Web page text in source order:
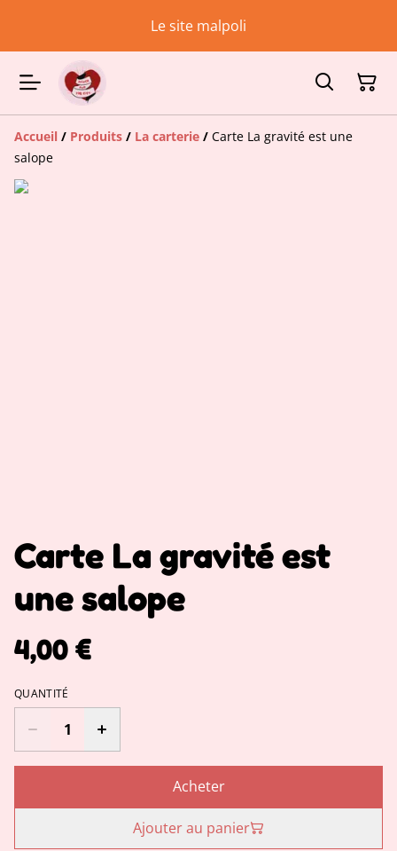
Le site malpoli
Accueil / Produits / La carterie / Carte La gravité est une
salope
Carte La gravité est
une salope
4,00 €
QUANTITÉ
Acheter
Ajouter au panier